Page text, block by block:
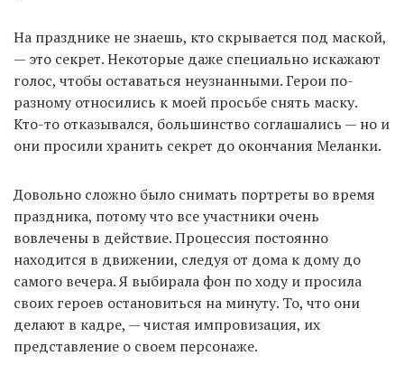
На празднике не знаешь, кто скрывается под маской,
— это секрет. Некоторые даже специально искажают
голос, чтобы оставаться неузнанными. Герои по-
разному относились к моей просьбе снять маску.
Кто-то отказывался, большинство соглашались — но и
они просили хранить секрет до окончания Меланки.
Довольно сложно было снимать портреты во время
праздника, потому что все участники очень
вовлечены в действие. Процессия постоянно
находится в движении, следуя от дома к дому до
самого вечера. Я выбирала фон по ходу и просила
своих героев остановиться на минуту. То, что они
делают в кадре, — чистая импровизация, их
представление о своем персонаже.